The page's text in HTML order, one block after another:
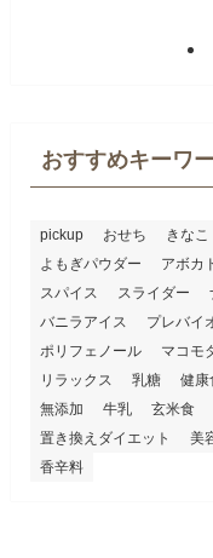
おすすめキーワ
pickup おせち きなこ
よもぎパウダー
アボカ
スパイス
スライダー
バニラアイス
プレバイ
ポリフェノール
マコモ
リラックス
乳糖 健康
無添加
牛乳 玄米食
置き換えダイエット
美
香辛料